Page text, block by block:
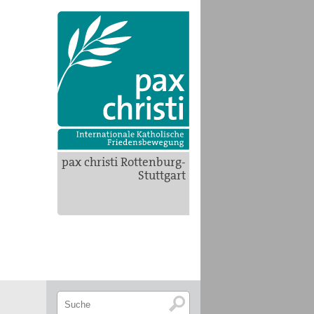
pax christi Rottenburg-
Stuttgart